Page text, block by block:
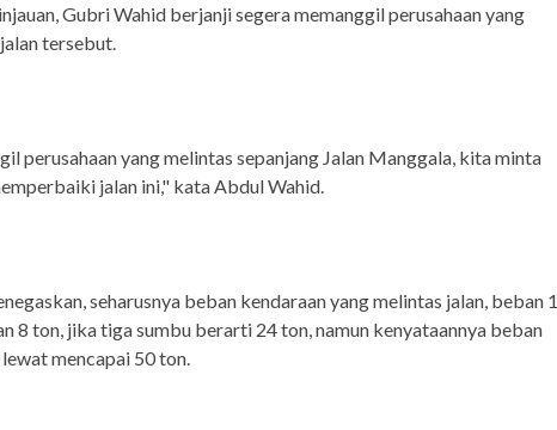
Gubri Wahid berjanji segera memanggil perusahaan yang
tersebut.
perusahaan yang melintas sepanjang Jalan Manggala, kita minta
jalan ini," kata Abdul Wahid.
seharusnya beban kendaraan yang melintas jalan, beban 1
8 ton, jika tiga sumbu berarti 24 ton, namun kenyataannya beban
mencapai 50 ton.